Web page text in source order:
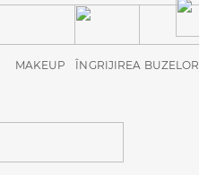
MAKEUP ÎNGRIJIREA BUZELOR